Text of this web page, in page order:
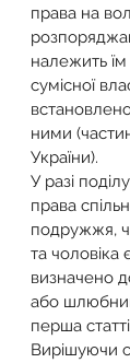
права на
належить їм
сумісної
ними
України).
У разі
права
подружжя,
та чоловіка
визначено
або
перша
Вирішуючи